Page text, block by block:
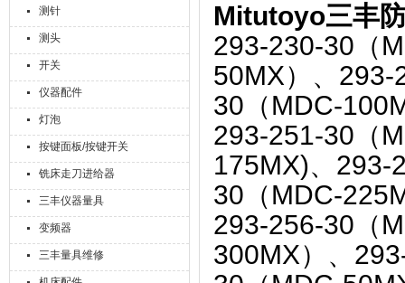
测针
测头
开关
仪器配件
灯泡
按键面板/按键开关
铣床走刀进给器
三丰仪器量具
变频器
三丰量具维修
Mitutoyo三丰
293-230-30（
50MX）、293-
30（MDC-
293-251-30（
175MX)、293-
30（MDC-
293-256-30（
300MX）、